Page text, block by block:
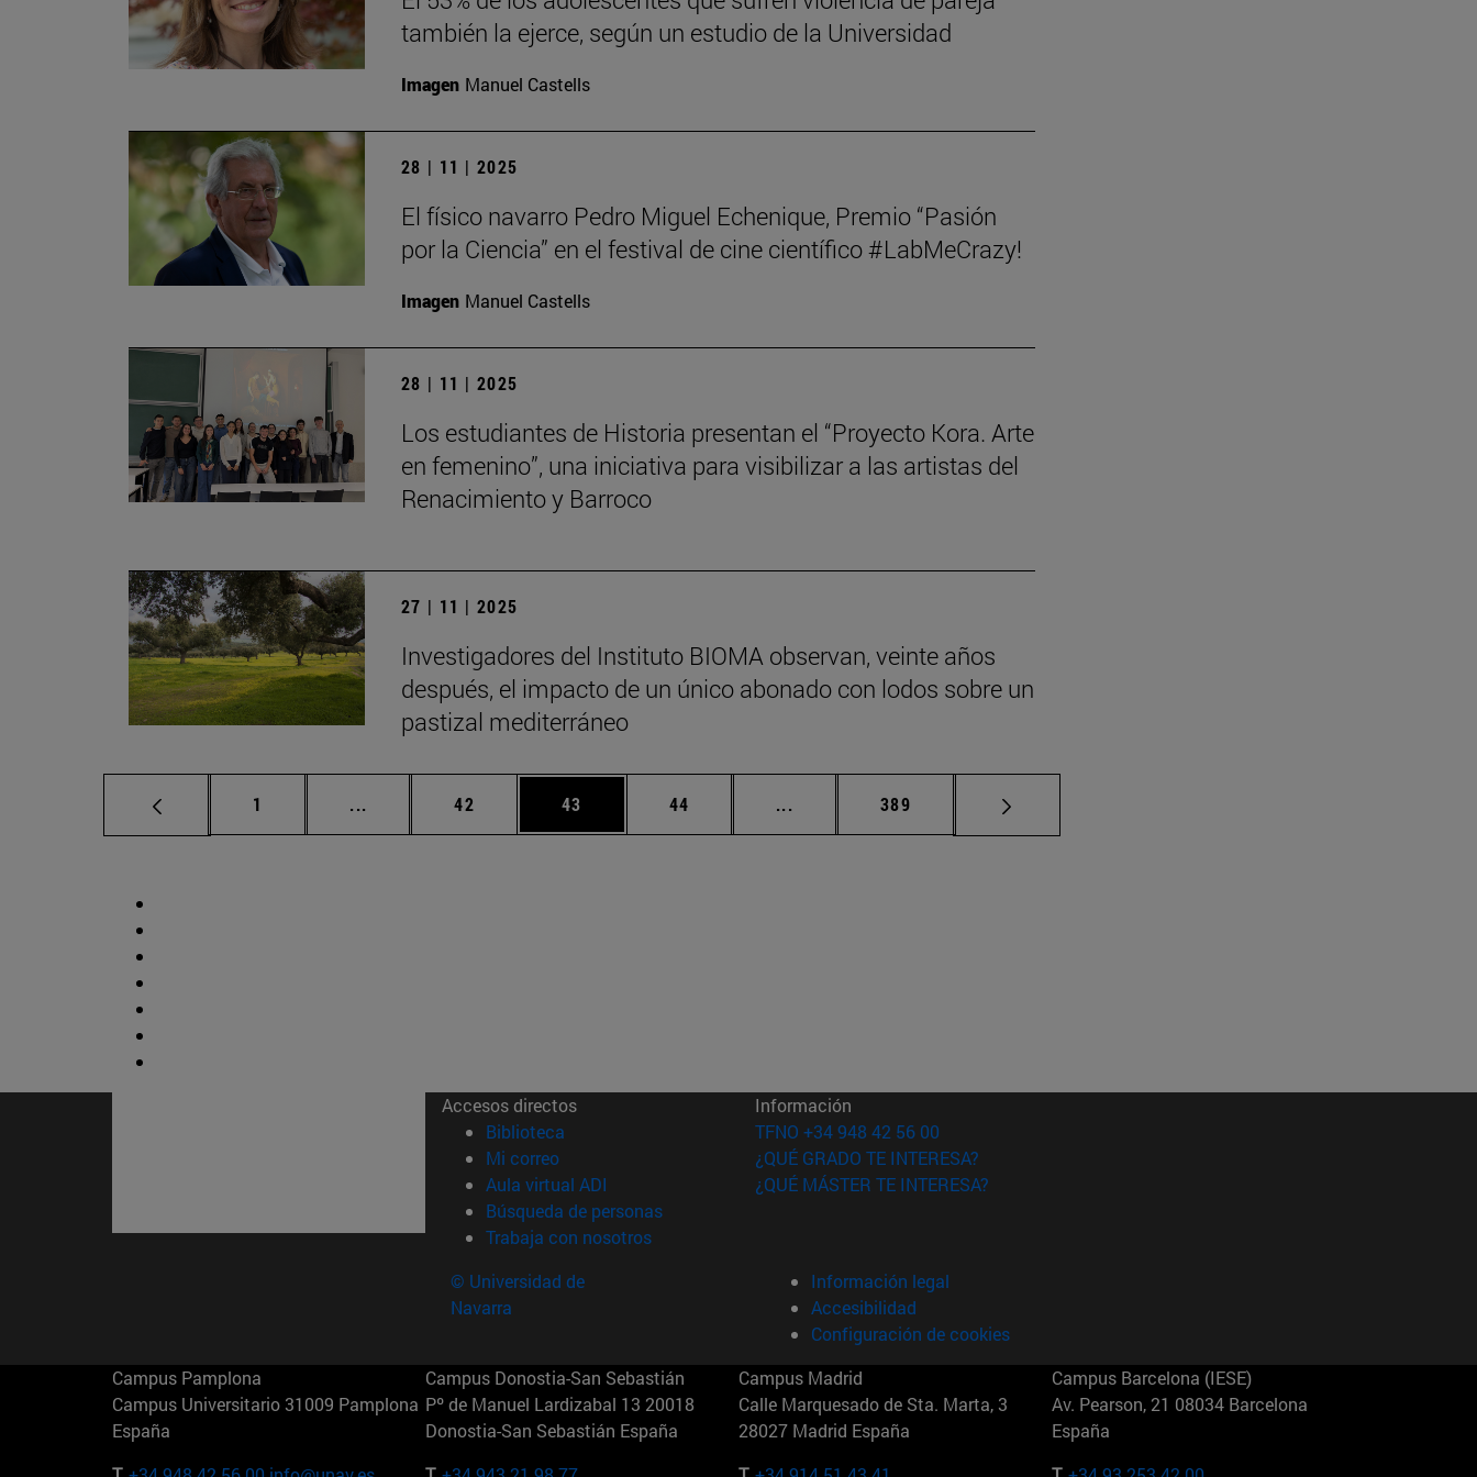
también la ejerce, según un estudio de la Universidad
Imagen Manuel Castells
28 | 11 | 2025
El físico navarro Pedro Miguel Echenique, Premio “Pasión
por la Ciencia” en el festival de cine científico #LabMeCrazy!
Imagen Manuel Castells
28 | 11 | 2025
Los estudiantes de Historia presentan el “Proyecto Kora. Arte
en femenino”, una iniciativa para visibilizar a las artistas del
Renacimiento y Barroco
27 | 11 | 2025
Investigadores del Instituto BIOMA observan, veinte años
después, el impacto de un único abonado con lodos sobre un
pastizal mediterráneo
Página
1 ... Páginas intermedias Use TAB para desplazarse.
Página
42 Página
43 Página
44 ... Páginas intermedias Use TAB para desplazarse.
Página
389
Accesos directos
Biblioteca (abre en nueva ventana)
Mi correo(abre en nueva ventana)
Aula virtual ADI (abre en nueva ventana)
Búsqueda de personas(abre en nueva ventana)
Trabaja con nosotros(abre en nueva ventana)
Información
TFNO +34 948 42 56 00
¿QUÉ GRADO TE INTERESA?
¿QUÉ MÁSTER TE INTERESA?
© Universidad de
Navarra
Información legal
Accesibilidad
Configuración de cookies
Campus Pamplona
Campus Universitario 31009 Pamplona
España
Campus Donostia-San Sebastián
Pº de Manuel Lardizabal 13 20018
Donostia-San Sebastián España
Campus Madrid
Calle Marquesado de Sta. Marta, 3
28027 Madrid España
Campus Barcelona (IESE)
Av. Pearson, 21 08034 Barcelona
España